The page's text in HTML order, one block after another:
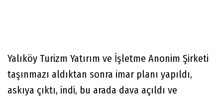
Yalıköy Turizm Yatırım ve İşletme Anonim Şirketi
taşınmazı aldıktan sonra imar planı yapıldı,
askıya çıktı, indi, bu arada dava açıldı ve